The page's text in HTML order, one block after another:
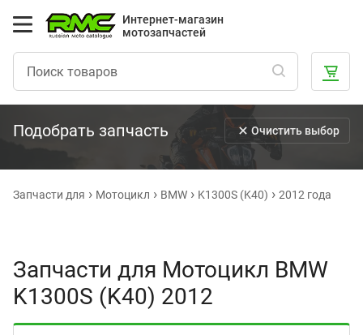
Интернет-магазин
мотозапчастей
Подобрать запчасть Очистить выбор
Запчасти для Мотоцикл BMW K1300S (K40) 2012 года
Запчасти для Мотоцикл BMW
K1300S (K40) 2012